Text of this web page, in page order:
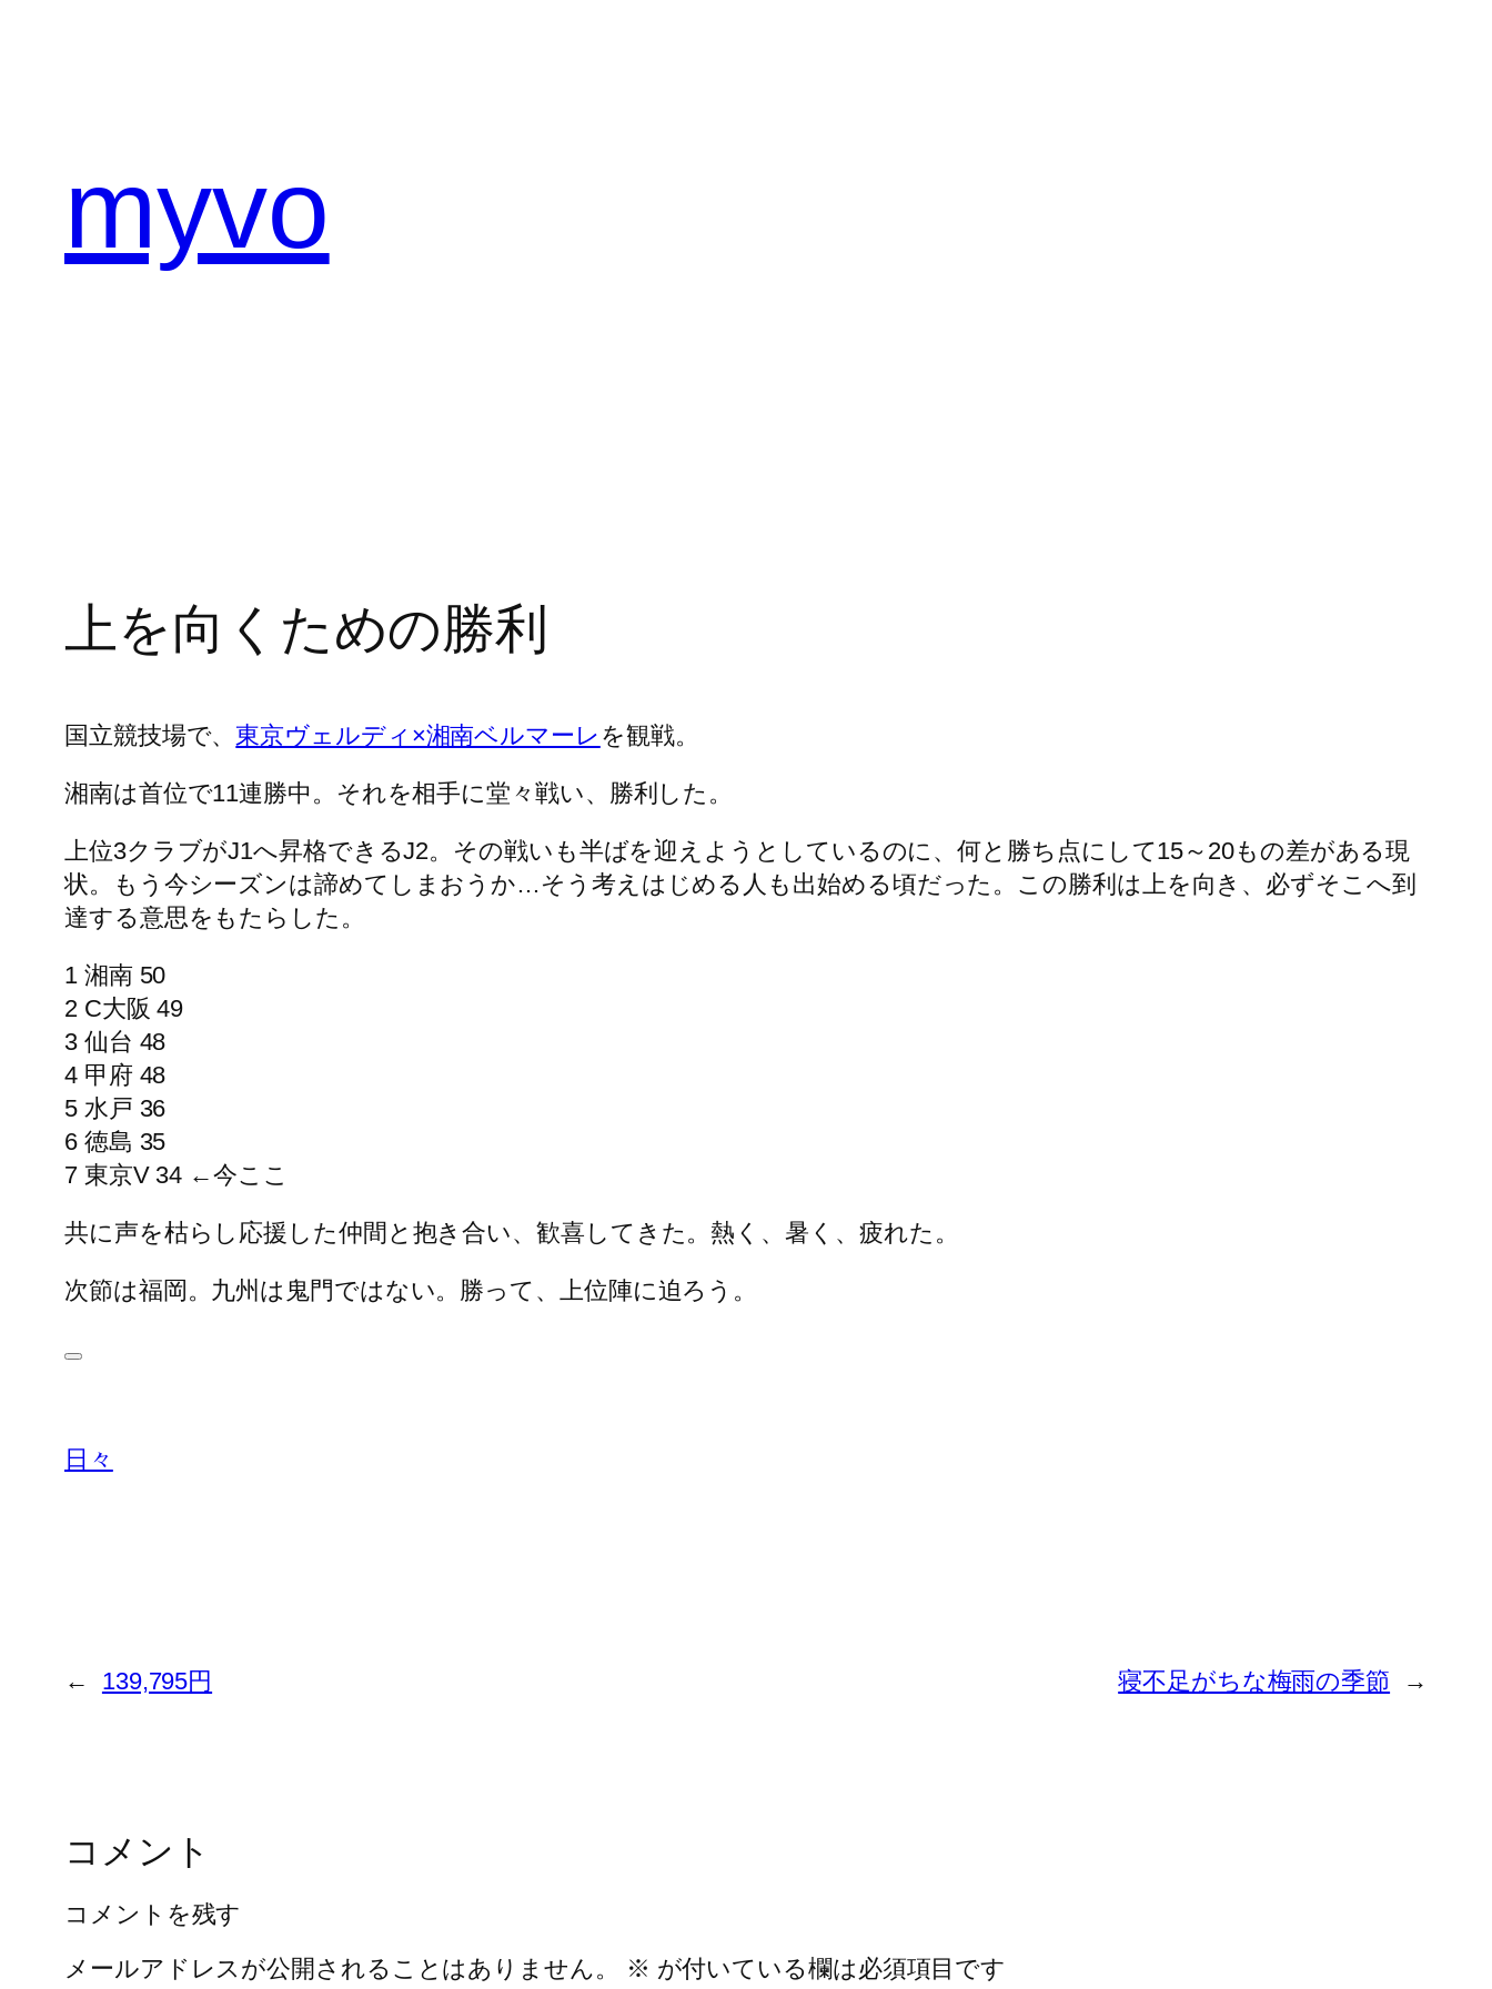
myvo
上を向くための勝利
国立競技場で、 東京ヴェルディ×湘南ベルマーレ を観戦。
湘南は首位で11連勝中。それを相手に堂々戦い、勝利した。
上位3クラブがJ1へ昇格できるJ2。その戦いも半ばを迎えようとしているのに、何と勝ち点にして15～20もの差がある現
状。もう今シーズンは諦めてしまおうか…そう考えはじめる人も出始める頃だった。この勝利は上を向き、必ずそこへ到
達する意思をもたらした。
1 湘南 50
2 C大阪 49
3 仙台 48
4 甲府 48
5 水戸 36
6 徳島 35
7 東京V 34 ←今ここ
共に声を枯らし応援した仲間と抱き合い、歓喜してきた。熱く、暑く、疲れた。
次節は福岡。九州は鬼門ではない。勝って、上位陣に迫ろう。
日々
← 139,795円 寝不足がちな梅雨の季節 →
コメント
コメントを残す
メールアドレスが公開されることはありません。
※ が付いている欄は必須項目です